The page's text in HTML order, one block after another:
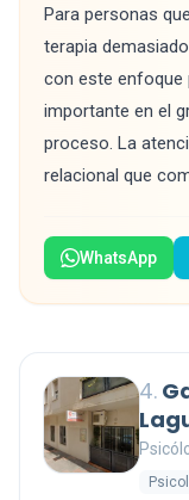
Para personas
terapia
con este enfoque
importante en el
proceso. La
relacional que
WhatsApp
4.